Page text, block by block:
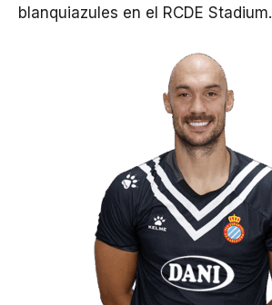
blanquiazules en el RCDE Stadium.